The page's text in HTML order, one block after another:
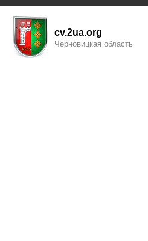
cv.2ua.org
Черновицкая область